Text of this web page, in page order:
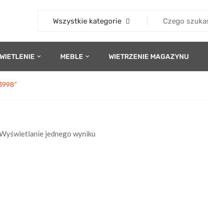
Wszystkie kategorie
MEBLE WIETRZENIE MAGAZYNU
jednego wyniku